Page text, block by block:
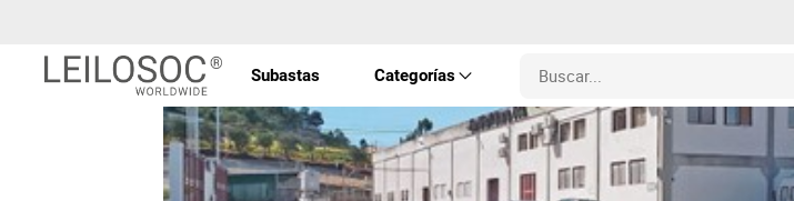
Subastas Categorías
Propiedades